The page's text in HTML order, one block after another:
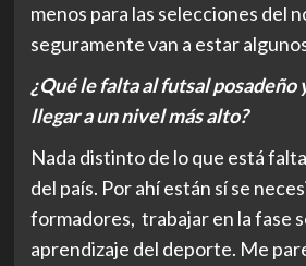
menos para las selecciones del
seguramente van a estar
¿Qué le falta al futsal posadeño
llegar a un nivel más alto?
Nada distinto de lo que está
del país. Por ahí están sí se
formadores, trabajar en la fase
aprendizaje del deporte. Me